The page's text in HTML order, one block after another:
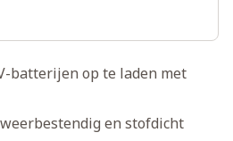
batterijen op te laden met
en stofdicht